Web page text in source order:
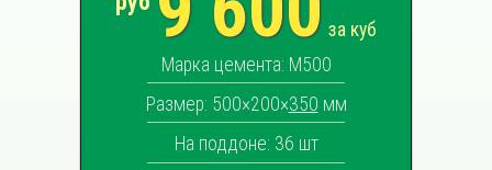
за куб
Марка цемента: М500
Размер: 500×200×350 мм
На поддоне: 36 шт